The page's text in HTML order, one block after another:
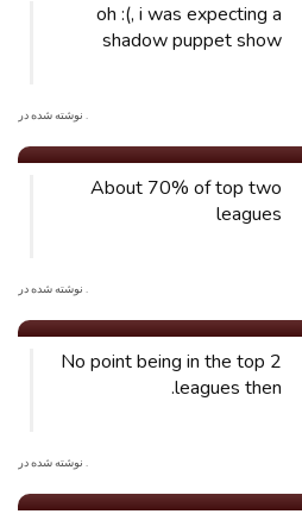
oh :(, i was expecting a
shadow puppet show
. نوشته شده در
About 70% of top two
leagues
. نوشته شده در
No point being in the top 2
leagues then.
. نوشته شده در